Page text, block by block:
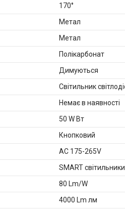
170°
Метал
Метал
Полікарбонат
Димуються
Світильник
Немає в наявності
50 W Вт
Кнопковий
AC 175-265V
SMART світильники
80 Lm/W
4000 Lm лм